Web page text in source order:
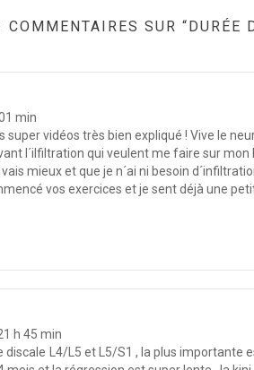
COMMENTAIRES SUR “DURÉE
min
super vidéos très bien expliqué ! Vive le
l´ilfiltration qui veulent me faire sur mon
mieux et que je n´ai ni besoin
vos exercices et je sent déjà une
h 45 min
discale L4/L5 et L5/S1 , la plus importante